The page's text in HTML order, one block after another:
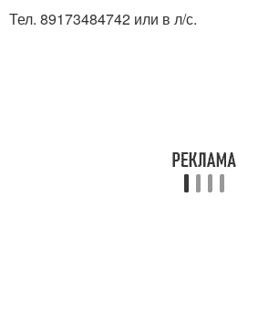
Тел. 89173484742 или в л/с.